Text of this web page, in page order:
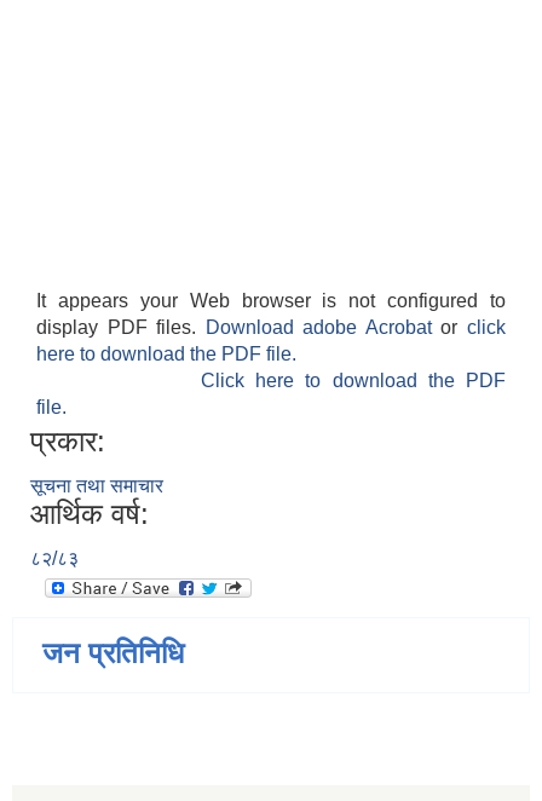
It appears your Web browser is not configured to
display PDF files.
Download adobe Acrobatorclick
here to download the PDF file.
Click here to download the PDF
file.
प्रकार:
सूचना तथा समाचार
आर्थिक वर्ष:
८२/८३
जन प्रतिनिधि